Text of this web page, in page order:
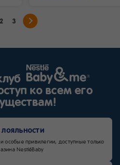
также способствует защите
аллергии, а именно астмы).
2 3
ко всем его
особые привилегии, доступные только
NestléBaby